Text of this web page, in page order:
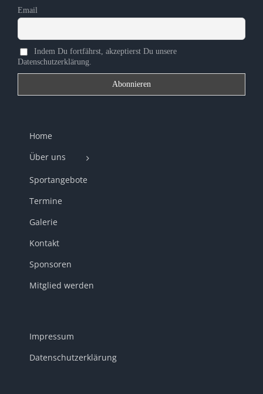
Email
Indem Du fortfährst, akzeptierst Du unsere
Datenschutzerklärung.
Home
Über uns
Sportangebote
Termine
Galerie
Kontakt
Sponsoren
Mitglied werden
Impressum
Datenschutzerklärung